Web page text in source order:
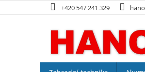
na
+420 547 241 329